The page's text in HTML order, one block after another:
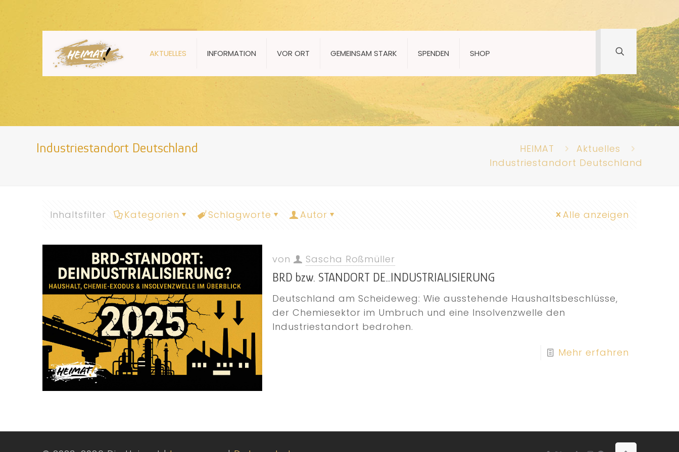
AKTUELLES INFORMATION VOR ORT GEMEINSAM STARK SPENDEN SHOP
Industriestandort Deutschland HEIMAT
Aktuelles
Industriestandort Deutschland
Inhaltsfilter Kategorien Schlagworte Autor Alle anzeigen
von Sascha Roßmüller
BRD bzw. STANDORT DE…INDUSTRIALISIERUNG
Deutschland am Scheideweg: Wie ausstehende Haushaltsbeschlüsse,
der Chemiesektor im Umbruch und eine Insolvenzwelle den
Industriestandort bedrohen.
Mehr erfahren